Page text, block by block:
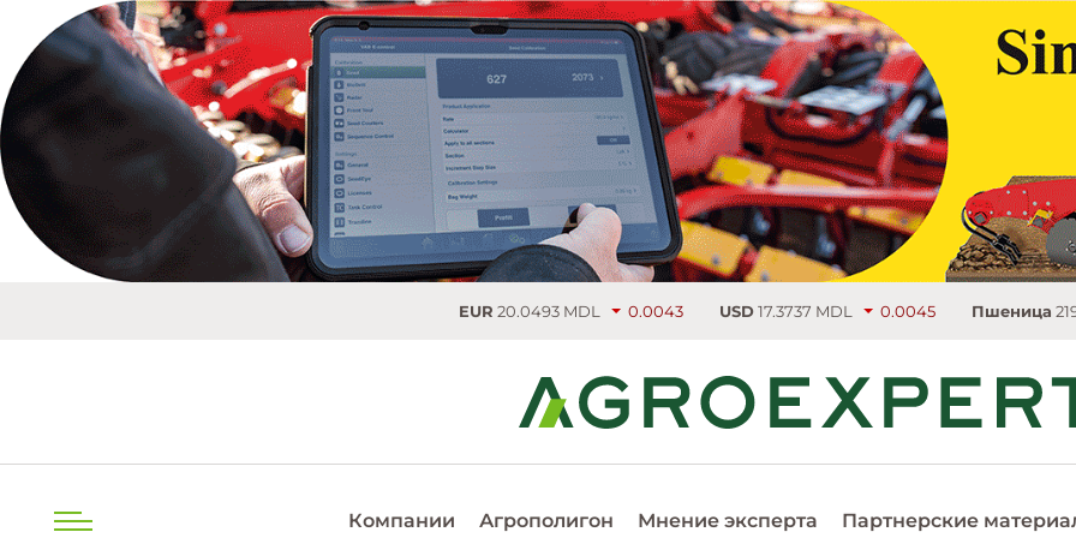
20.0493 MDL 0.0043 USD17.3737 MDL 0.0045 Пшеница 219.75 €/т
Компании Агрополигон Мнение эксперта Партнерские